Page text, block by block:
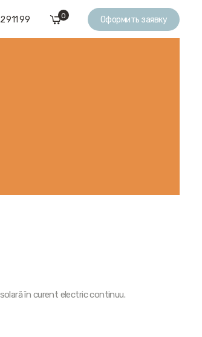
911 99 0 Оформить заявку
în curent electric continuu.